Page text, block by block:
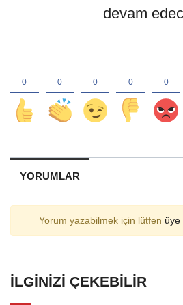
devam
YORUMLAR
Yorum yazabilmek için lütfen üye
İLGINIZI ÇEKEBILIR